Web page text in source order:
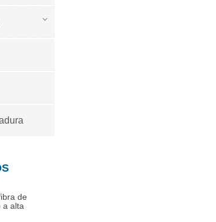
de
a alta